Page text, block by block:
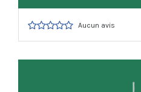
Aucun avis